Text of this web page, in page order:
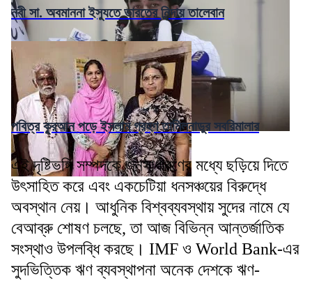
নবী সা. অবমাননা ইস্যুতে ভারতের নিন্দায় তালেবান
পবিত্র কুরআন পড়ে ইসলাম গ্রহণ তামিলনাডুর সবরিমালার
এই দৃষ্টিভঙ্গি সম্পদকে জনসাধারণের মধ্যে ছড়িয়ে দিতে
উৎসাহিত করে এবং একচেটিয়া ধনসঞ্চয়ের বিরুদ্ধে
অবস্থান নেয়। আধুনিক বিশ্বব্যবস্থায় সুদের নামে যে
বেআব্রু শোষণ চলছে, তা আজ বিভিন্ন আন্তর্জাতিক
সংস্থাও উপলব্ধি করছে। IMF ও World Bank-এর
সুদভিত্তিক ঋণ ব্যবস্থাপনা অনেক দেশকে ঋণ-